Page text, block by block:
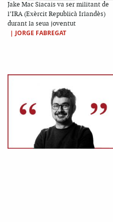
Jake Mac Siacais va ser militant de
l’IRA (Exèrcit Republicà Irlandès)
durant la seua joventut
| JORGE FABREGAT